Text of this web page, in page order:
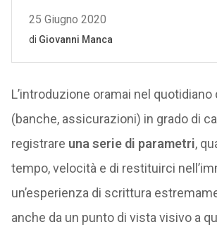
L’introduzione oramai nel
(banche, assicurazioni) in grado di
registrare una serie di parametri,
tempo, velocità e di restituirci
un’esperienza di scrittura
anche da un punto di vista visivo a